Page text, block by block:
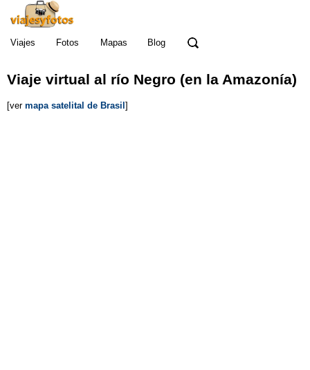
Viajes Fotos Mapas Blog
Viaje virtual al río Negro (en la Amazonía)
[ver mapa satelital de Brasil]